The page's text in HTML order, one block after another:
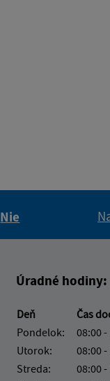
Nie
Úradné hodiny:
Deň Čas
Pondelok:
08:00 -
Utorok:
08:00 -
Streda:
08:00 -